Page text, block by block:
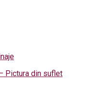
Pictura din suflet